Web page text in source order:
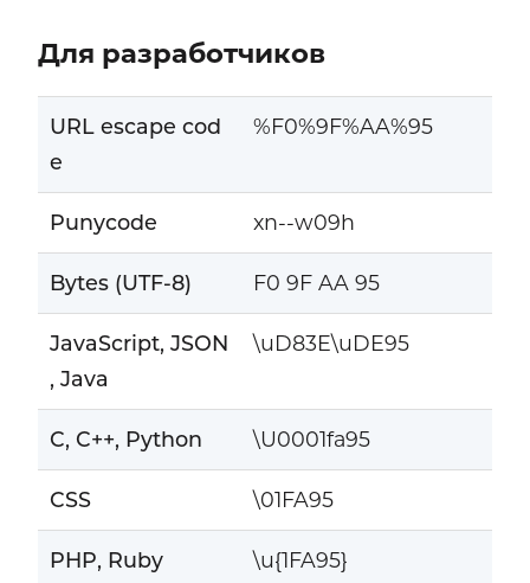
Для разработчиков
URL escape cod
e
%F0%9F%AA%95
Punycode xn--w09h
Bytes (UTF-8) F0 9F AA 95
JavaScript, JSON
, Java
\uD83E\uDE95
C, C++, Python \U0001fa95
CSS \01FA95
PHP, Ruby \u{1FA95}